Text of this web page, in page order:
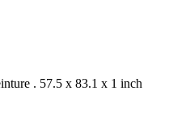
. 57.5 x 83.1 x 1 inch